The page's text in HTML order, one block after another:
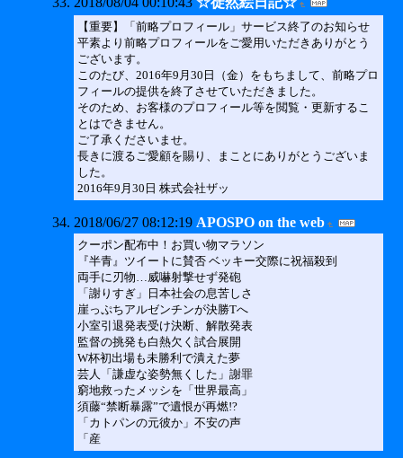
【重要】「前略プロフィール」サービス終了のお知らせ
平素より前略プロフィールをご愛用いただきありがとう
ございます。
このたび、2016年9月30日（金）をもちまして、前略プロ
フィールの提供を終了させていただきました。
そのため、お客様のプロフィール等を閲覧・更新するこ
とはできません。
ご了承くださいませ。
長きに渡るご愛顧を賜り、まことにありがとうございま
した。
2016年9月30日 株式会社ザッ
2018/06/27 08:12:19 APOSPO on the web
クーポン配布中！お買い物マラソン
『半青』ツイートに賛否 ベッキー交際に祝福殺到
両手に刃物…威嚇射撃せず発砲
「謝りすぎ」日本社会の息苦しさ
崖っぷちアルゼンチンが決勝Tへ
小室引退発表受け決断、解散発表
監督の挑発も白熱欠く試合展開
W杯初出場も未勝利で潰えた夢
芸人「謙虚な姿勢無くした」謝罪
窮地救ったメッシを「世界最高」
須藤“禁断暴露”で遺恨が再燃!?
「カトパンの元彼か」不安の声
「産